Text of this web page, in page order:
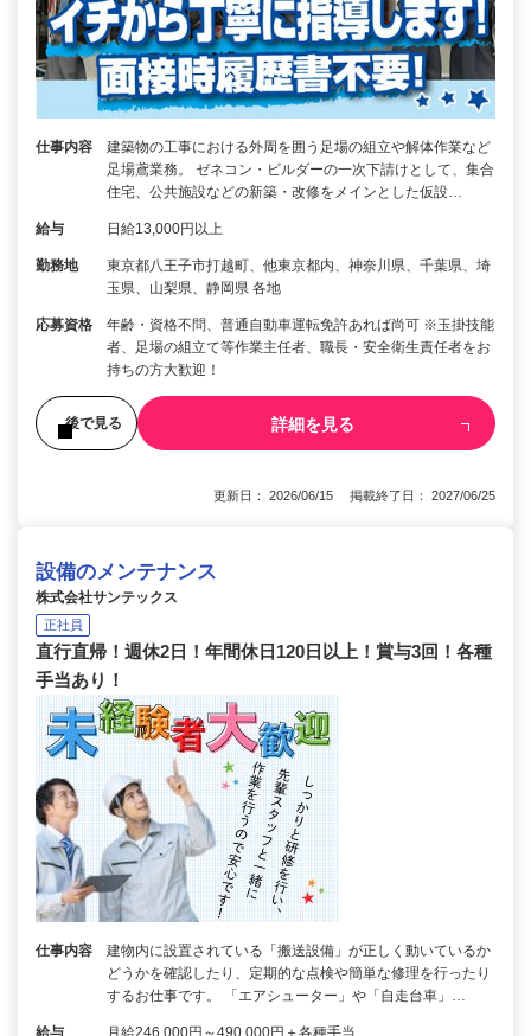
仕事内容
建築物の工事における外周を囲う足場の組立や解体作業など
足場鳶業務。 ゼネコン・ビルダーの一次下請けとして、集合
住宅、公共施設などの新築・改修をメインとした仮設…
給与 日給13,000円以上
勤務地
東京都八王子市打越町、他東京都内、神奈川県、千葉県、埼
玉県、山梨県、静岡県 各地
応募資格
年齢・資格不問、普通自動車運転免許あれば尚可 ※玉掛技能
者、足場の組立て等作業主任者、職長・安全衛生責任者をお
持ちの方大歓迎！
後で見る 詳細を見る
更新日： 2026/06/15 掲載終了日： 2027/06/25
設備のメンテナンス
株式会社サンテックス
正社員
直行直帰！週休2日！年間休日120日以上！賞与3回！各種
手当あり！
仕事内容
建物内に設置されている「搬送設備」が正しく動いているか
どうかを確認したり、定期的な点検や簡単な修理を行ったり
するお仕事です。 「エアシューター」や「自走台車」…